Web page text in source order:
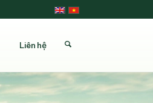
Liên hệ